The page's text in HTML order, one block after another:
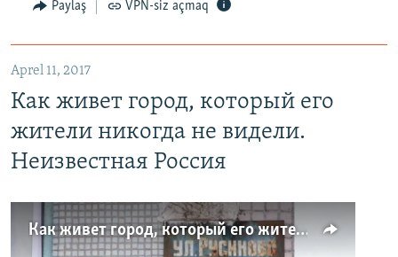
Paylaş VPN-siz açmaq
Aprel 11, 2017
Как живет город, который его
жители никогда не видели.
Неизвестная Россия
Как живет город, который его жители никогда не видели. Неизвестная Россия